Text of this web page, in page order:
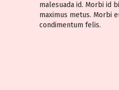
malesuada id. Morbi id
maximus metus. Morbi
condimentum felis.